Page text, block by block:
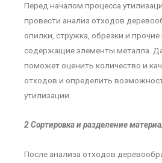
Перед началом процесса
провести анализ отходов
опилки, стружка, обрезки и
содержащие элементы металла.
поможет оценить количество и
отходов и определить
утилизации.
2 Сортировка и разделение
После анализа отходов